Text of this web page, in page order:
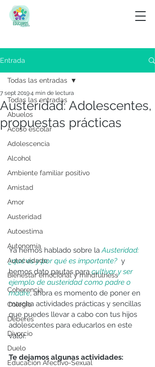
Entrada
Todas las entradas
Abuelos
Acoso escolar
Adolescencia
Alcohol
Ambiente familiar positivo
Amistad
Amor
Austeridad
Autoestima
Autonomía
Autocuidado
Bienestar emocional y mindfulness
Coherencia
Colegio
Deberes
Divorcio
Duelo
Educación Afectivo-Sexual
Todas las entradas
Austeridad: Adolescentes,
propuestas prácticas
7 sept 20194 min de lectura
Ya hemos hablado sobre la Austeridad:
¿qué es y por qué es importante?
  y
hemos dato pautas para cultivar y ser
ejemplo de austeridad como padre o
madre, ahora es momento de poner en
marcha actividades prácticas y sencillas
que puedes llevar a cabo con tus hijos
adolescentes para educarlos en este
valor.
Te dejamos algunas actividades: